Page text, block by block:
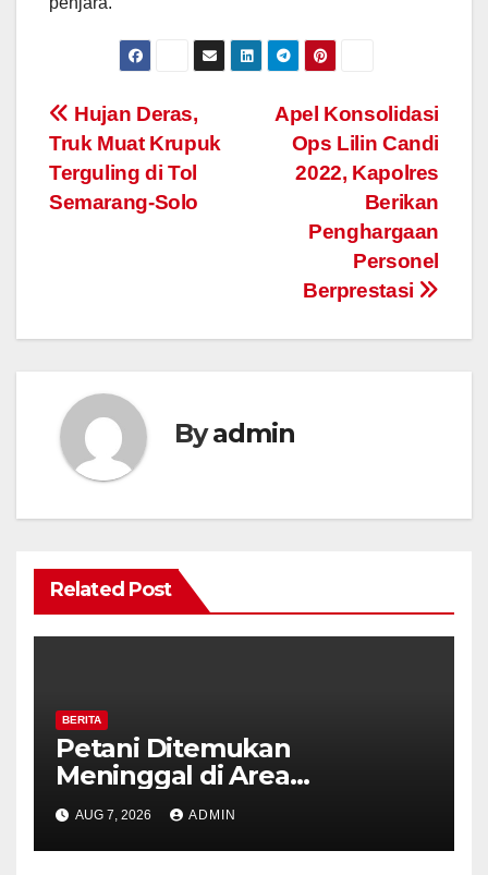
Post
navigation
Apel Konsolidasi
Ops Lilin Candi
2022, Kapolres
Berikan
Penghargaan
Personel
Berprestasi
Hujan Deras,
Truk Muat Krupuk
Terguling di Tol
Semarang-Solo
Byadmin
Related Post
BERITA
Petani Ditemukan
Meninggal di Area
Persawahan Kalibeji, Polisi
Pastikan Tidak Ada Tanda
Kekerasan
AUG 7, 2026 ADMIN